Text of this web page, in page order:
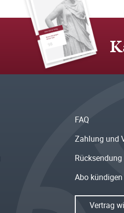
FAQ
Zahlung und
Rücksendung
Abo kündigen
Vertrag